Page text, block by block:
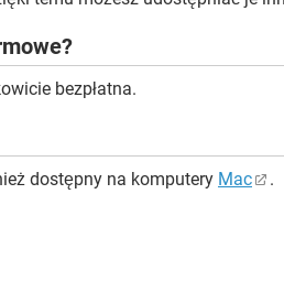
bezpłatna.
dostępny na komputery Mac .